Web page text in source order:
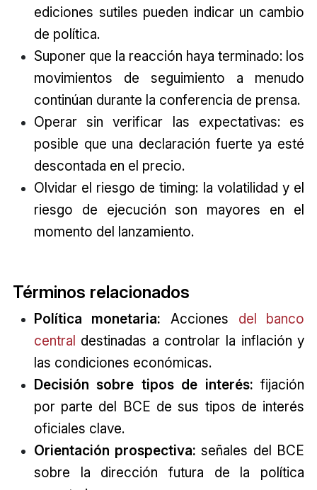
ediciones sutiles pueden indicar un cambio
de política.
Suponer que la reacción haya terminado: los
movimientos de seguimiento a menudo
continúan durante la conferencia de prensa.
Operar sin verificar las expectativas: es
posible que una declaración fuerte ya esté
descontada en el precio.
Olvidar el riesgo de timing: la volatilidad y el
riesgo de ejecución son mayores en el
momento del lanzamiento.
Términos relacionados
Política monetaria: Acciones del banco
central destinadas a controlar la inflación y
las condiciones económicas.
Decisión sobre tipos de interés: fijación
por parte del BCE de sus tipos de interés
oficiales clave.
Orientación prospectiva: señales del BCE
sobre la dirección futura de la política